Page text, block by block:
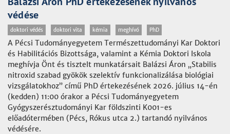
védése
doktori védés doktori vita kémia meghívó PhD
A Pécsi Tudományegyetem Természettudományi Kar Doktori
és Habilitációs Bizottsága, valamint a Kémia Doktori Iskola
meghívja Önt és tisztelt munkatársait Balázsi Áron „Stabilis
nitroxid szabad gyökök szelektív funkcionalizálása biológiai
vizsgálatokhoz” című PhD értekezésének 2026. július 14-én
(kedden) 11:00 órakor a Pécsi Tudományegyetem
Gyógyszerésztudományi Kar földszinti K001-es
előadótermében (Pécs, Rókus utca 2.) tartandó nyilvános
védésére.